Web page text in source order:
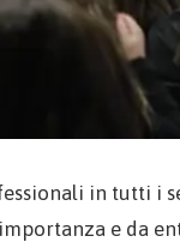
in tutti i
e da